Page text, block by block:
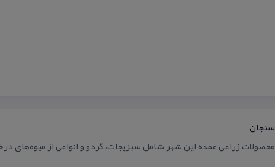
سنجان
محصولات زراعی عمده این شهر شامل سبزیجات، گردو و انواعی از میوه‌های